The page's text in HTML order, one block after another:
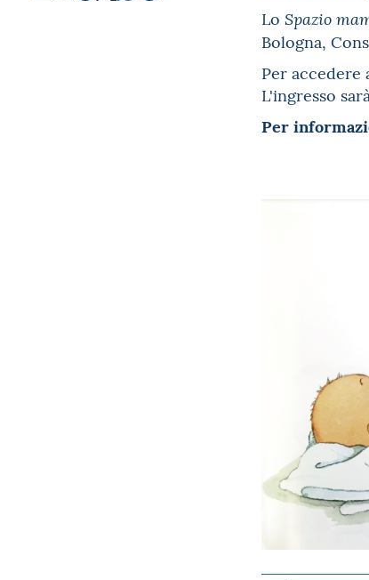
Lo Spazio
Bologna,
Per accedere
L'ingresso
Per